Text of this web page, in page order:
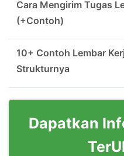
Cara Mengirim Tugas
(+Contoh)
10+ Contoh Lembar
Strukturnya
Dapatkan